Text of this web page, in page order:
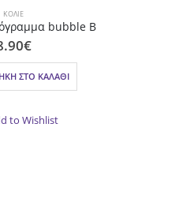
ΚΟΛΙΈ
bubble Β
€
ΣΤΟ ΚΑΛΆΘΙ
to Wishlist